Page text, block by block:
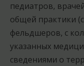
педиатров,
общей практики
фельдшеров, с
указанных
сведениями о